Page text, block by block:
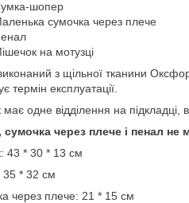
шопер
сумочка через плече
на мотузці
з щільної тканини
термін експлуатації.
має одне відділення на
сумочка через плече і пенал не
43 * 30 * 13 см
* 32 см
через плече: 21 * 15 см